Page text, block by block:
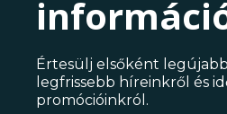
Értesülj elsőként
legfrissebb híreinkről és
promócióinkról.